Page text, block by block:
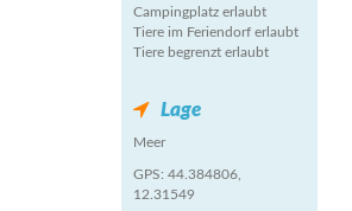
Campingplatz erlaubt
Tiere im Feriendorf erlaubt
Tiere begrenzt erlaubt
Lage
Meer
GPS: 44.384806,
12.31549